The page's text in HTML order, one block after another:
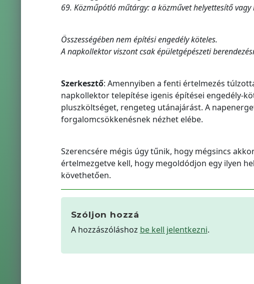
69. Közműpótló műtárgy: a közművet helyettesítő
Összességében nem építési engedély köteles.
A napkollektor viszont csak épületgépészeti
Szerkesztő: Amennyiben a fenti értelmezés
napkollektor telepítése igenis építései engedély-
pluszköltséget, rengeteg utánajárást. A
forgalomcsökkenésnek nézhet elébe.
Szerencsére mégis úgy tűnik, hogy mégsincs
értelmezgetve kell, hogy megoldódjon egy ilyen
követhetően.
Szóljon hozzá
A hozzászóláshoz be kell jelentkezni.